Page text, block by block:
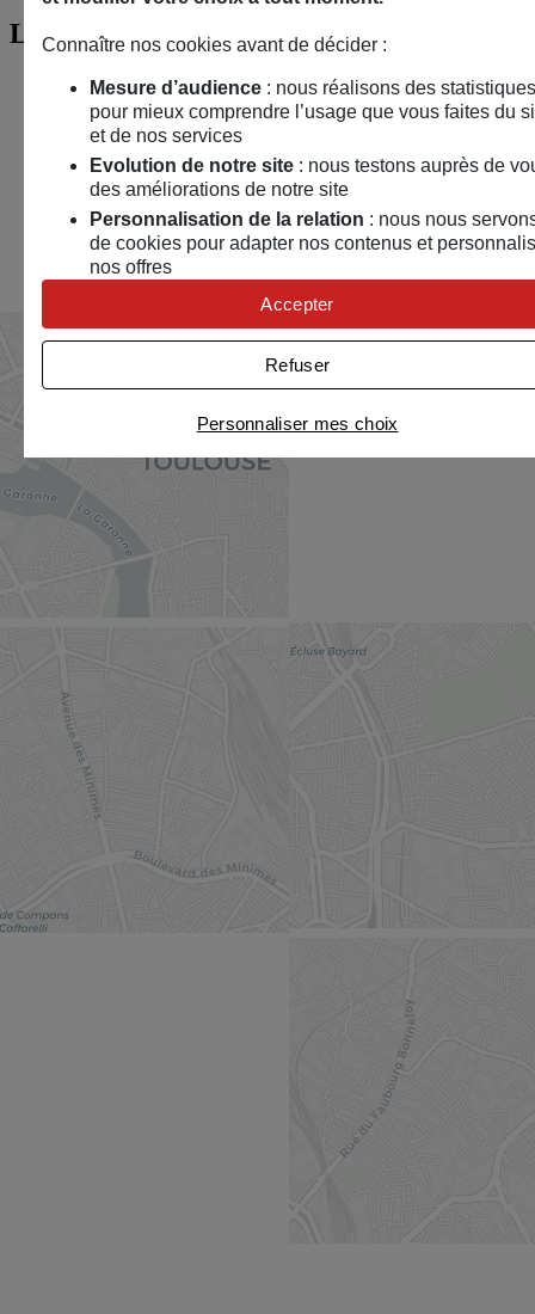
Localisation
Connaître nos cookies avant de décider :
Mesure d’audience : nous réalisons des statistiques
pour mieux comprendre l’usage que vous faites du
et de nos services
Evolution de notre site : nous testons auprès de
des améliorations de notre site
Personnalisation de la relation : nous nous
de cookies pour adapter nos contenus et
nos offres
Univers publicitaire: nous utilisons avec nos
partenaires des cookies pour afficher des publicités
personnalisées
Connaître notre politique cookies et la liste de nos
Personnaliser mes choix
Refuser
Accepter